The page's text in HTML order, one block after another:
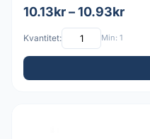
10.13kr – 10.93kr
Kvantitet: Min: 1